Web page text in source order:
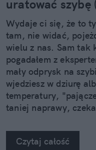
uratować
Wydaje ci się, że to
tam, nie widać,
wielu z nas. Sam tak
pogadałem z
mały odprysk na
wjedziesz w dziurę
temperatury,
taniej naprawy,
na własne oczy
sobie z takimi
Czytaj całość